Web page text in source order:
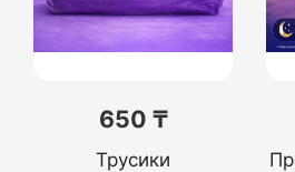
650 ₸
Трусики